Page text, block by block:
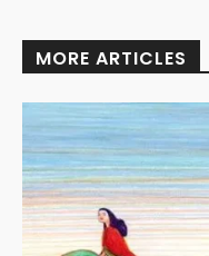
MORE ARTICLES